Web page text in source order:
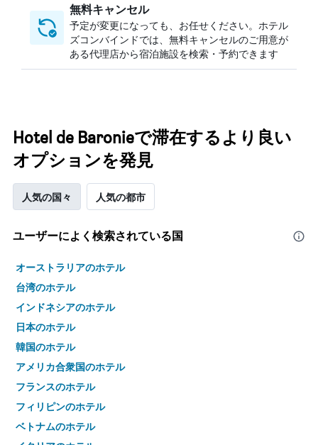
無料キャンセル
予定が変更になっても、お任せください。ホテル
ズコンバインドでは、無料キャンセルのご用意が
ある代理店から宿泊施設を検索・予約できます
Hotel de Baronieで滞在するより良い
オプションを発見
人気の国々 人気の都市
ユーザーによく検索されている国
オーストラリアのホテル
台湾のホテル
インドネシアのホテル
日本のホテル
韓国のホテル
アメリカ合衆国のホテル
フランスのホテル
フィリピンのホテル
ベトナムのホテル